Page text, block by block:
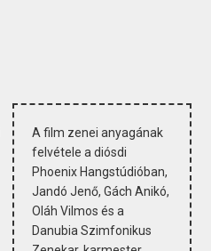
A film zenei anyagának
felvétele a diósdi
Phoenix Hangstúdióban,
Jandó Jenő, Gách Anikó,
Oláh Vilmos és a
Danubia Szimfonikus